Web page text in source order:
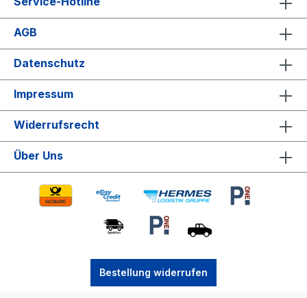
AGB
Datenschutz
Impressum
Widerrufsrecht
Über Uns
Bestellung widerrufen